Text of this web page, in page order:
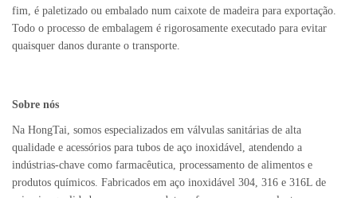
fim, é paletizado ou embalado num caixote de madeira para exportação.
Todo o processo de embalagem é rigorosamente executado para evitar
quaisquer danos durante o transporte.
Sobre nós
Na HongTai, somos especializados em válvulas sanitárias de alta
qualidade e acessórios para tubos de aço inoxidável, atendendo a
indústrias-chave como farmacêutica, processamento de alimentos e
produtos químicos. Fabricados em aço inoxidável 304, 316 e 316L de